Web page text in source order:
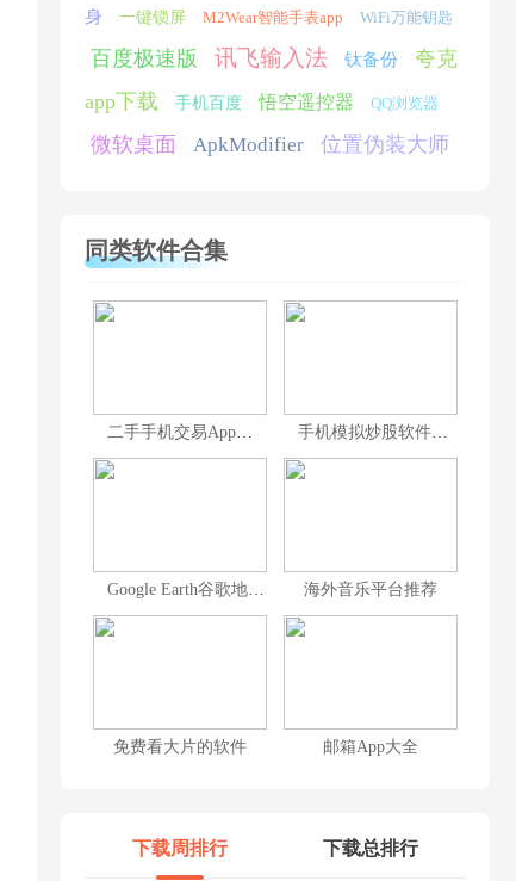
身 一键锁屏 M2Wear智能手表app WiFi万能钥匙
百度极速版 讯飞输入法 钛备份
夸克
app下载
手机百度 悟空遥控器 QQ浏览器
微软桌面 ApkModifier 位置伪装大师
同类软件合集
二手手机交易App合集 手机模拟炒股软件合集
Google Earth谷歌地球版本大全 海外音乐平台推荐
免费看大片的软件 邮箱App大全
下载周排行 下载总排行